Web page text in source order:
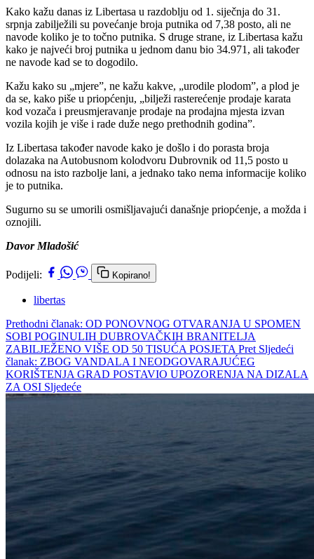
Kako kažu danas iz Libertasa u razdoblju od 1. siječnja do 31.
srpnja zabilježili su povećanje broja putnika od 7,38 posto, ali ne
navode koliko je to točno putnika. S druge strane, iz Libertasa kažu
kako je najveći broj putnika u jednom danu bio 34.971, ali također
ne navode kad se to dogodilo.
Kažu kako su „mjere”, ne kažu kakve, „urodile plodom”, a plod je
da se, kako piše u priopćenju, „bilježi rasterećenje prodaje karata
kod vozača i preusmjeravanje prodaje na prodajna mjesta izvan
vozila kojih je više i rade duže nego prethodnih godina”.
Iz Libertasa također navode kako je došlo i do porasta broja
dolazaka na Autobusnom kolodvoru Dubrovnik od 11,5 posto u
odnosu na isto razbolje lani, a jednako tako nema informacije koliko
je to putnika.
Sugurno su se umorili osmišljavajući današnje priopćenje, a možda i
oznojili.
Davor Mladošić
Podijeli: Kopirano!
libertas
Prethodni članak: OD PONOVNOG OTVARANJA U SPOMEN
SOBI POGINULIH DUBROVAČKIH BRANITELJA
ZABILJEŽENO VIŠE OD 50 TISUĆA POSJETA Pret Sljedeći
članak: ZBOG VANDALA I NEODGOVARAJUĆEG
KORIŠTENJA GRAD POSTAVIO UPOZORENJA NA DIZALA
ZA OSI Sljedeće